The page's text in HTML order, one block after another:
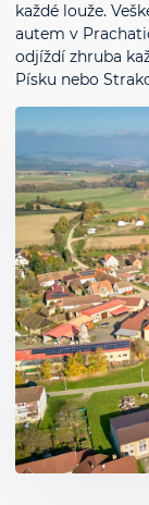
každé louže.
autem v
odjíždí zhruba
Písku nebo